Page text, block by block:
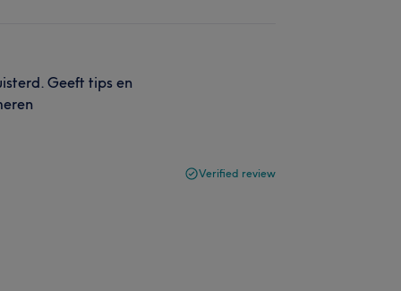
Geeft tips en
Verified review